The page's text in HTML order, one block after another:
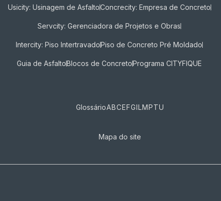
Usicity: Usinagem de AsfaltoConcrecity: Empresa de Concreto
Servcity: Gerenciadora de Projetos e Obras
Intercity: Piso IntertravadoPiso de Concreto Pré Moldado
Guia de AsfaltoBlocos de ConcretoPrograma CITYFIQUE
GlossárioABCEFGILMPTU
Mapa do site